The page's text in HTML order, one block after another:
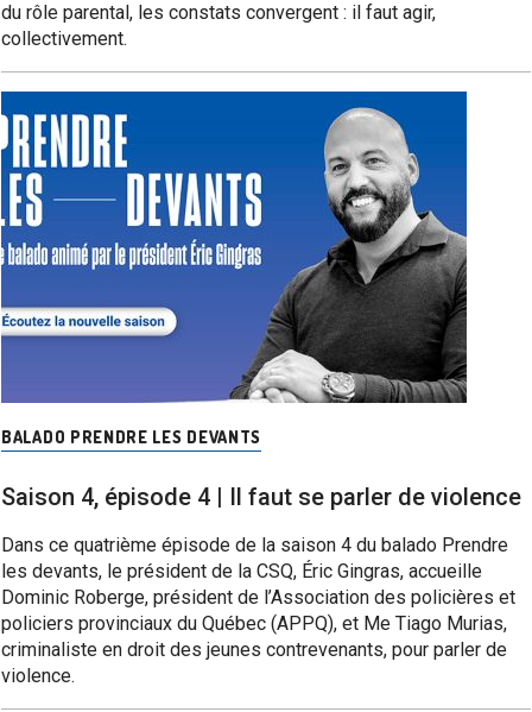
du rôle parental, les constats convergent : il faut agir,
collectivement.
BALADO PRENDRE LES DEVANTS
Saison 4, épisode 4 | Il faut se parler de violence
Dans ce quatrième épisode de la saison 4 du balado Prendre
les devants, le président de la CSQ, Éric Gingras, accueille
Dominic Roberge, président de l’Association des policières et
policiers provinciaux du Québec (APPQ), et Me Tiago Murias,
criminaliste en droit des jeunes contrevenants, pour parler de
violence.